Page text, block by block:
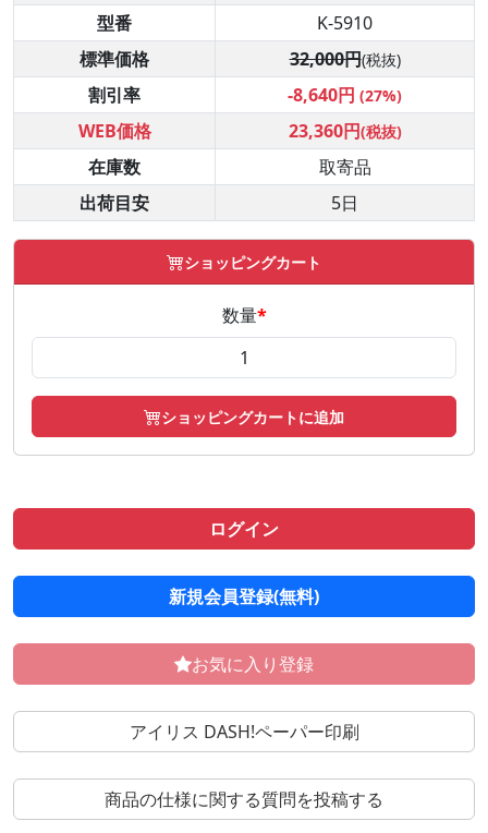
型番
K-5910
標準価格
32,000円(税抜)
割引率 -8,640円 (27%)
WEB価格 23,360円(税抜)
在庫数
取寄品
出荷目安
5日
ショッピングカート
数量*
ショッピングカートに追加
ログイン
新規会員登録(無料)
お気に入り登録
アイリス DASH!ペーパー印刷
商品の仕様に関する質問を投稿する